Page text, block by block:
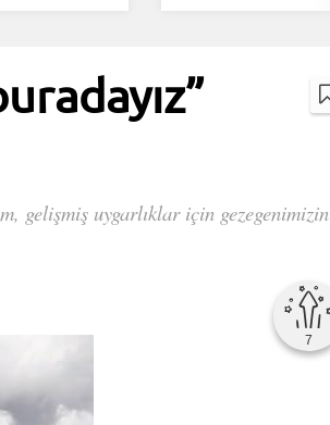
gelişmiş uygarlıklar için gezegenimizin
7